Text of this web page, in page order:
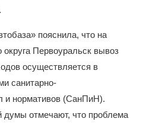
пояснила, что на
округа Первоуральск вывоз
осуществляется в
санитарно-
и нормативов (СанПиН).
думы отмечают, что проблема